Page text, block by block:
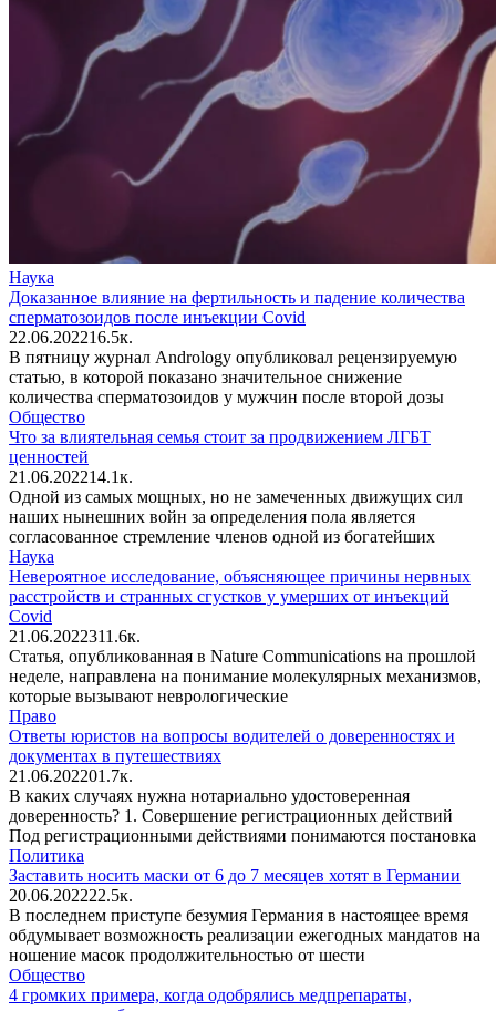
Наука
Доказанное влияние на фертильность и падение количества
сперматозоидов после инъекции Covid
22.06.202216.5к.
В пятницу журнал Andrology опубликовал рецензируемую
статью, в которой показано значительное снижение
количества сперматозоидов у мужчин после второй дозы
Общество
Что за влиятельная семья стоит за продвижением ЛГБТ
ценностей
21.06.202214.1к.
Одной из самых мощных, но не замеченных движущих сил
наших нынешних войн за определения пола является
согласованное стремление членов одной из богатейших
Наука
Невероятное исследование, объясняющее причины нервных
расстройств и странных сгустков у умерших от инъекций
Covid
21.06.2022311.6к.
Статья, опубликованная в Nature Communications на прошлой
неделе, направлена на понимание молекулярных механизмов,
которые вызывают неврологические
Право
Ответы юристов на вопросы водителей о доверенностях и
документах в путешествиях
21.06.202201.7к.
В каких случаях нужна нотариально удостоверенная
доверенность? 1. Совершение регистрационных действий
Под регистрационными действиями понимаются постановка
Политика
Заставить носить маски от 6 до 7 месяцев хотят в Германии
20.06.202222.5к.
В последнем приступе безумия Германия в настоящее время
обдумывает возможность реализации ежегодных мандатов на
ношение масок продолжительностью от шести
Общество
4 громких примера, когда одобрялись медпрепараты,